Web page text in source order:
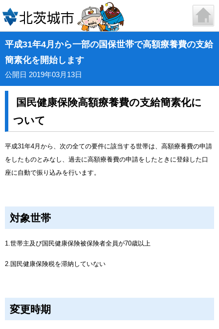
平成31年4月から一部の国保世帯で高額療養費の支給
簡素化を開始します
公開日 2019年03月13日
国民健康保険高額療養費の支給簡素化に
ついて
平成31年4月から、次の全ての要件に該当する世帯は、高額療養費の申請
をしたものとみなし、過去に高額療養費の申請をしたときに登録した口
座に自動で振り込みを行います。
対象世帯
1.世帯主及び国民健康保険被保険者全員が70歳以上
2.国民健康保険税を滞納していない
変更時期